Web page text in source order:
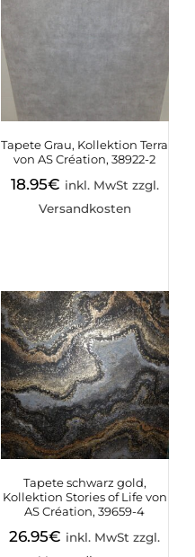
Tapete Grau, Kollektion Terra
von AS Création, 38922-2
18.95€ inkl. MwSt zzgl.
Versandkosten
Tapete schwarz gold,
Kollektion Stories of Life von
AS Création, 39659-4
26.95€ inkl. MwSt zzgl.